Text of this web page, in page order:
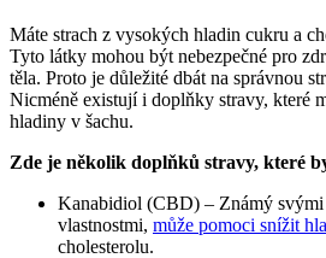
Máte strach z vysokých hladin cukru a
Tyto látky mohou být nebezpečné pro
těla. Proto je důležité dbát na správnou
Nicméně existují i doplňky stravy, které
hladiny v šachu.
Zde je několik doplňků stravy, které
Kanabidiol (CBD) – Známý
vlastnostmi, může pomoci snížit
cholesterolu.